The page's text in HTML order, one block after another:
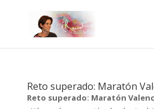
Reto superado: Maratón
Reto superado: Maratón